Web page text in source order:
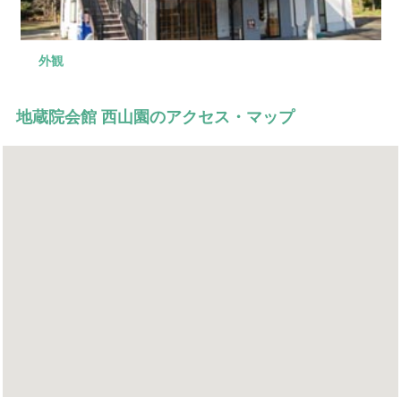
外観
式場
控え室
控え室
式場入り口
地蔵院会館 西山園のアクセス・マップ